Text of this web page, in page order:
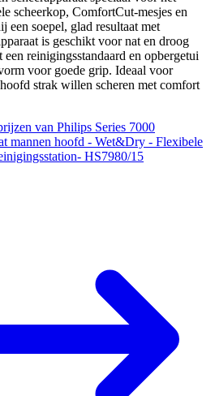
scheerkop, ComfortCut-mesjes en
een soepel, glad resultaat met
is geschikt voor nat en droog
reinigingsstandaard en opbergetui
voor goede grip. Ideaal voor
strak willen scheren met comfort
van Philips Series 7000
mannen hoofd - Wet&Dry - Flexibele
HS7980/15